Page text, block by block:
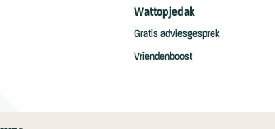
Wattopjedak
Gratis adviesgesprek
Vriendenboost